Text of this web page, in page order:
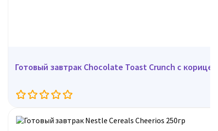
Готовый завтрак Chocolate Toast Crunch с